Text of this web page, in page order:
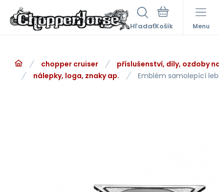
Hľadať Menu
chopper cruiser
příslušenství, díly, ozdoby
nálepky, loga, znaky ap.
Emblém samolepící